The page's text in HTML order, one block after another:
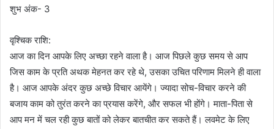
शुभ अंक- 3
वृश्चिक राशि:
आज का दिन आपके लिए अच्छा रहने वाला है। आज पिछले कुछ समय से आप
जिस काम के प्रति अथक मेहनत कर रहे थे, उसका उचित परिणाम मिलने ही वाला
है। आज आपके अंदर कुछ अच्छे विचार आयेंगे। ज्यादा सोच-विचार करने की
बजाय काम को तुरंत करने का प्रयास करेंगे, और सफल भी होंगे। माता-पिता से
आप मन में चल रही कुछ बातों को लेकर बातचीत कर सकते हैं। लवमेट के लिए